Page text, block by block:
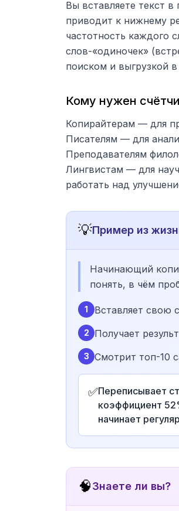
Вы вставляете текст
приводит к нижнему
частотность каждого
слов-«одиночек»
поиском и выгрузкой
Кому нужен
Копирайтерам — для
Писателям — для
Преподавателям
Лингвистам — для
работать над
💡Пример из
Начинающий
понять, в чём
1 Вставляет свою
2 Получает
3 Смотрит топ-10
✅Переписывает
коэффициент
начинает
🧠Знаете ли вы?